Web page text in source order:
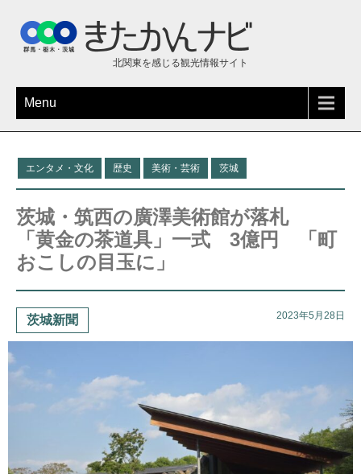
北関東を感じる観光情報サイト
Menu
エンタメ・文化 歴史 美術・芸術 茨城
茨城・筑西の廣澤美術館が落札
「黄金の茶道具」一式 3億円 「町
おこしの目玉に」
茨城新聞 2023年5月28日